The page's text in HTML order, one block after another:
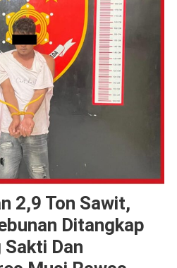
2,9 Ton Sawit,
Ditangkap
Dan